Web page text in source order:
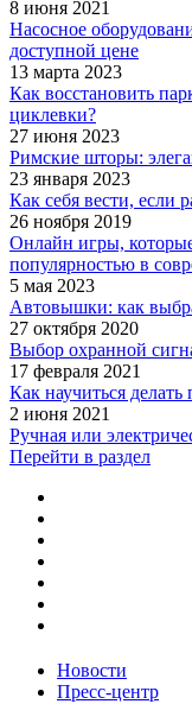
8 июня 2021
Насосное
доступной цене
13 марта 2023
Как восстановить
циклевки?
27 июня 2023
Римские шторы:
23 января 2023
Как себя вести, если
26 ноября 2019
Онлайн игры,
популярностью в
5 мая 2023
Автовышки: как
27 октября 2020
Выбор охранной
17 февраля 2021
Как научиться
2 июня 2021
Ручная или
Перейти в раздел
Новости
Пресс-центр